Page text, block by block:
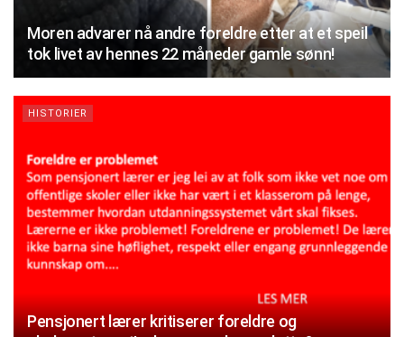
Moren advarer nå andre foreldre etter at et speil
tok livet av hennes 22 måneder gamle sønn!
HISTORIER
Pensjonert lærer kritiserer foreldre og